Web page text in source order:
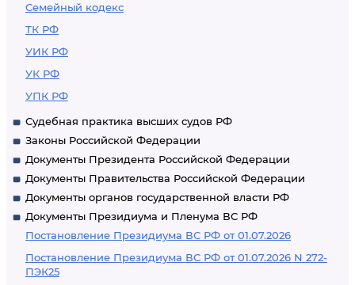
Семейный кодекс
ТК РФ
УИК РФ
УК РФ
УПК РФ
Судебная практика высших судов РФ
Законы Российской Федерации
Документы Президента Российской Федерации
Документы Правительства Российской Федерации
Документы органов государственной власти РФ
Документы Президиума и Пленума ВС РФ
Постановление Президиума ВС РФ от 01.07.2026
Постановление Президиума ВС РФ от 01.07.2026 N 272-
ПЭК25